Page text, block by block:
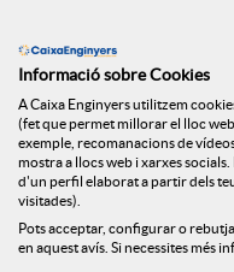
c
a
c
n
n
o
Informació sobre Cookies
A Caixa Enginyers utilitzem
(fet que permet millorar el lloc
exemple, recomanacions de
mostra a llocs web i xarxes
d'un perfil elaborat a partir dels
visitades).
Pots acceptar, configurar o
en aquest avís. Si necessites més